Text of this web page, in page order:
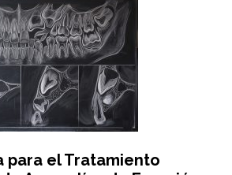
para el Tratamiento